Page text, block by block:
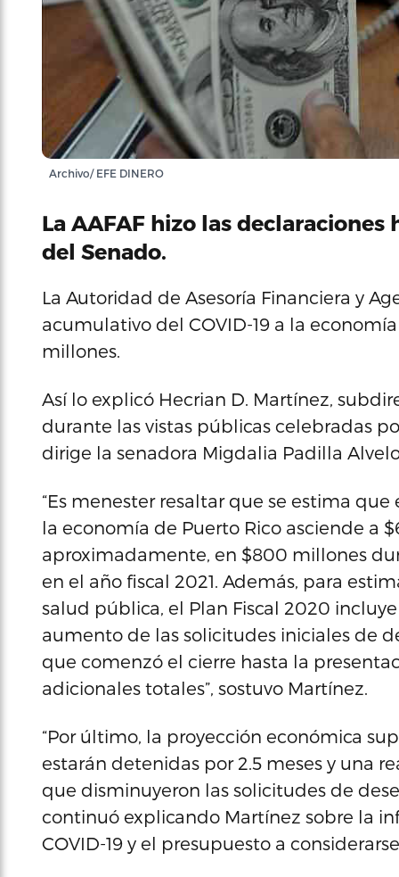
Archivo/ EFE DINERO
La AAFAF hizo las
del Senado.
La Autoridad de Asesoría Financiera y
acumulativo del COVID-19 a la
millones.
Así lo explicó Hecrian D. Martínez,
durante las vistas públicas celebradas
dirige la senadora Migdalia Padilla
“Es menester resaltar que se estima
la economía de Puerto Rico asciende a
aproximadamente, en $800 millones
en el año fiscal 2021. Además, para
salud pública, el Plan Fiscal 2020
aumento de las solicitudes iniciales de
que comenzó el cierre hasta la
adicionales totales”, sostuvo Martínez.
“Por último, la proyección económica
estarán detenidas por 2.5 meses y una
que disminuyeron las solicitudes de
continuó explicando Martínez sobre la
COVID-19 y el presupuesto a